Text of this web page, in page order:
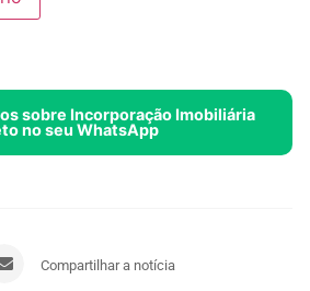
sobre Incorporação Imobiliária
no seu WhatsApp
Compartilhar a notícia